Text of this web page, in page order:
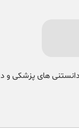
دانستنی های پزشکی و